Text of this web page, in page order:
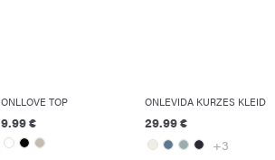
ONLLOVE TOP
9.99 €
ONLEVIDA KURZES KLEID
29.99 €
+3